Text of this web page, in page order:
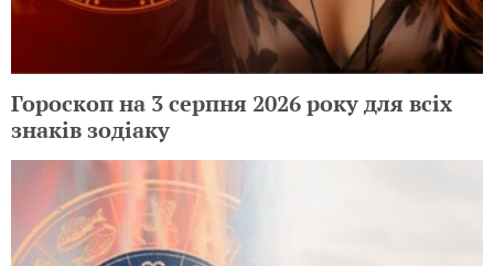
Гороскоп на 3 серпня 2026 року для всіх
знаків зодіаку